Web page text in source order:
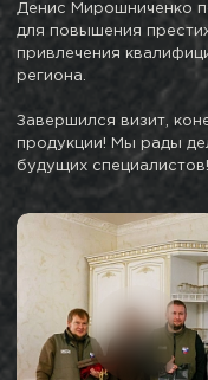
Денис Мирошниченко
для повышения
привлечения
региона.
Завершился визит,
продукции! Мы рады
будущих специалистов!